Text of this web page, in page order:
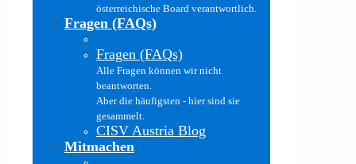
österreichische Board verantwortlich.
Fragen (FAQs)
Fragen (FAQs)
Alle Fragen können wir nicht
beantworten.
Aber die häufigsten - hier sind sie
gesammelt.
CISV Austria Blog
Mitmachen